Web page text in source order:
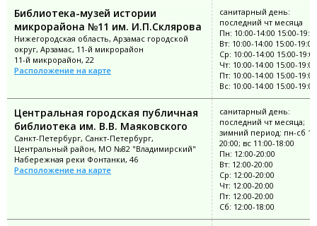
Библиотека-музей истории
микрорайона №11 им. И.П.Склярова
Нижегородская область, Арзамас городской
округ, Арзамас, 11-й микрорайон
11-й микрорайон, 22
Расположение на карте
санитарный день:
последний чт месяца
Пн: 10:00-14:00 15:00-
Вт: 10:00-14:00 15:00-19:00
Ср: 10:00-14:00 15:00-19:00
Чт: 10:00-14:00 15:00-19:00
Пт: 10:00-14:00 15:00-19:00
Вс: 10:00-14:00 15:00-19:00
Центральная городская публичная
библиотека им. В.В. Маяковского
Санкт-Петербург, Санкт-Петербург,
Центральный район, МО №82 "Владимирский"
Набережная реки Фонтанки, 46
Расположение на карте
санитарный день:
последний чт месяца;
зимний период: пн-сб
20:00; вс 11:00-18:00
Пн: 12:00-20:00
Вт: 12:00-20:00
Ср: 12:00-20:00
Чт: 12:00-20:00
Пт: 12:00-20:00
Сб: 12:00-18:00